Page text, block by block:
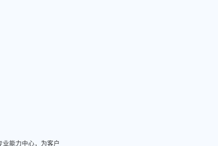
业能力中心，为客户